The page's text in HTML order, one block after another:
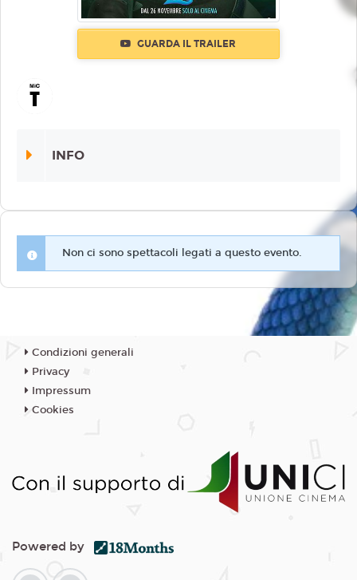
GUARDA IL TRAILER
INFO
Non ci sono spettacoli legati a questo evento.
Condizioni generali
Privacy
Impressum
Cookies
Powered by